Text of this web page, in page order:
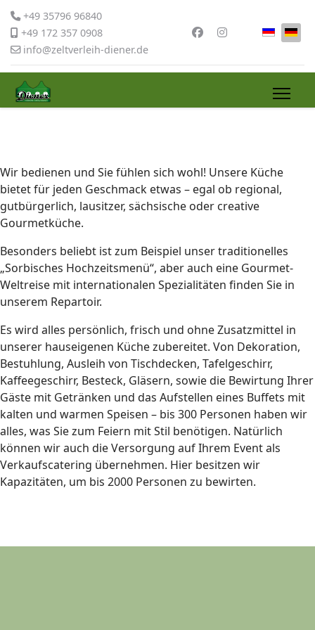
+49 35796 96840
+49 172 357 0908
info@zeltverleih-diener.de
Sprache
Wir bedienen und Sie fühlen sich wohl! Unsere Küche
bietet für jeden Geschmack etwas – egal ob regional,
gutbürgerlich, lausitzer, sächsische oder creative
Gourmetküche.
Besonders beliebt ist zum Beispiel unser traditionelles
„Sorbisches Hochzeitsmenü“, aber auch eine Gourmet-
Weltreise mit internationalen Spezialitäten finden Sie in
unserem Repartoir.
Es wird alles persönlich, frisch und ohne Zusatzmittel in
unserer hauseigenen Küche zubereitet. Von Dekoration,
Bestuhlung, Ausleih von Tischdecken, Tafelgeschirr,
Kaffeegeschirr, Besteck, Gläsern, sowie die Bewirtung Ihrer
Gäste mit Getränken und das Aufstellen eines Buffets mit
kalten und warmen Speisen – bis 300 Personen haben wir
alles, was Sie zum Feiern mit Stil benötigen. Natürlich
können wir auch die Versorgung auf Ihrem Event als
Verkaufscatering übernehmen. Hier besitzen wir
Kapazitäten, um bis 2000 Personen zu bewirten.